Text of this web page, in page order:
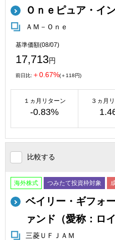
Ｏｎｅピュア・イ
ＡＭ－Ｏｎｅ
基準価額(08/07)
17,713円
前日比: ＋0.67%(＋118円)
１ヵ月リターン
-0.83%
３ヵ月
比較する
海外株式 つみたて投資枠対象
ベイリー・ギフォ
ァンド（愛称：ロ
三菱ＵＦＪＡＭ